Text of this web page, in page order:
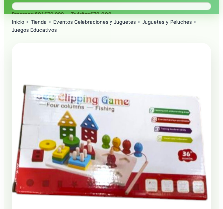
Progreso:$0/ $70.000 — Te faltan$70.000.
Inicio > Tienda > Eventos Celebraciones y Juguetes > Juguetes y Peluches >
Juegos Educativos